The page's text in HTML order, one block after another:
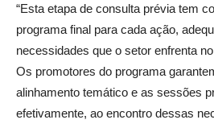
“Esta etapa de consulta prévia tem
programa final para cada ação,
necessidades que o setor enfrenta
Os promotores do programa
alinhamento temático e as sessões
efetivamente, ao encontro dessas